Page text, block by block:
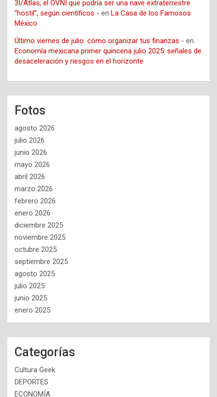
3I/Atlas, el OVNI que podría ser una nave extraterrestre
“hostil”, según científicos - en La Casa de los Famosos
México
Último viernes de julio: cómo organizar tus finanzas - en
Economía mexicana primer quincena julio 2025: señales de
desaceleración y riesgos en el horizonte
Fotos
agosto 2026
julio 2026
junio 2026
mayo 2026
abril 2026
marzo 2026
febrero 2026
enero 2026
diciembre 2025
noviembre 2025
octubre 2025
septiembre 2025
agosto 2025
julio 2025
junio 2025
enero 2025
Categorías
Cultura Geek
DEPORTES
ECONOMÍA